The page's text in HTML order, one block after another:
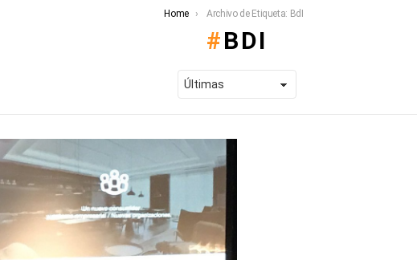
Home Archivo de Etiqueta: BdI
BDI